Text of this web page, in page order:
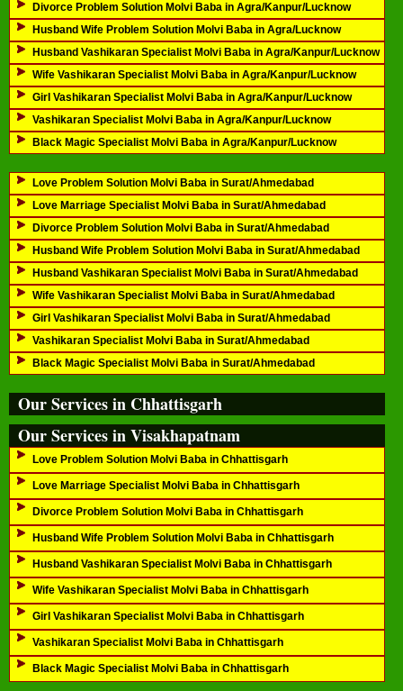
Divorce Problem Solution Molvi Baba in Agra/Kanpur/Lucknow
Husband Wife Problem Solution Molvi Baba in Agra/Lucknow
Husband Vashikaran Specialist Molvi Baba in Agra/Kanpur/Lucknow
Wife Vashikaran Specialist Molvi Baba in Agra/Kanpur/Lucknow
Girl Vashikaran Specialist Molvi Baba in Agra/Kanpur/Lucknow
Vashikaran Specialist Molvi Baba in Agra/Kanpur/Lucknow
Black Magic Specialist Molvi Baba in Agra/Kanpur/Lucknow
Love Problem Solution Molvi Baba in Surat/Ahmedabad
Love Marriage Specialist Molvi Baba in Surat/Ahmedabad
Divorce Problem Solution Molvi Baba in Surat/Ahmedabad
Husband Wife Problem Solution Molvi Baba in Surat/Ahmedabad
Husband Vashikaran Specialist Molvi Baba in Surat/Ahmedabad
Wife Vashikaran Specialist Molvi Baba in Surat/Ahmedabad
Girl Vashikaran Specialist Molvi Baba in Surat/Ahmedabad
Vashikaran Specialist Molvi Baba in Surat/Ahmedabad
Black Magic Specialist Molvi Baba in Surat/Ahmedabad
Our Services in Chhattisgarh
Our Services in Visakhapatnam
Love Problem Solution Molvi Baba in Chhattisgarh
Love Marriage Specialist Molvi Baba in Chhattisgarh
Divorce Problem Solution Molvi Baba in Chhattisgarh
Husband Wife Problem Solution Molvi Baba in Chhattisgarh
Husband Vashikaran Specialist Molvi Baba in Chhattisgarh
Wife Vashikaran Specialist Molvi Baba in Chhattisgarh
Girl Vashikaran Specialist Molvi Baba in Chhattisgarh
Vashikaran Specialist Molvi Baba in Chhattisgarh
Black Magic Specialist Molvi Baba in Chhattisgarh